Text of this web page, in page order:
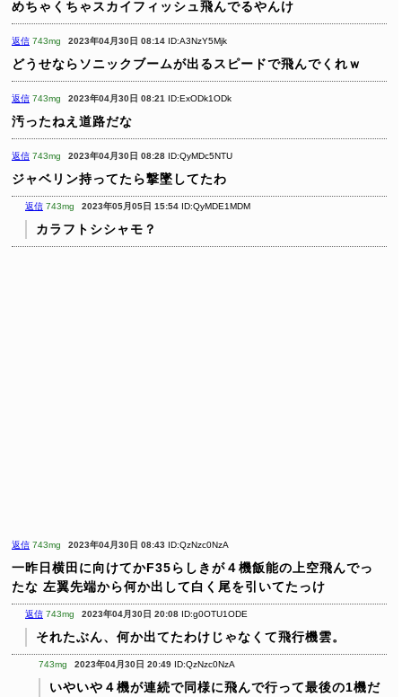
めちゃくちゃスカイフィッシュ飛んでるやんけ
返信 743mg 2023年04月30日 08:14 ID:A3NzY5Mjk
どうせならソニックブームが出るスピードで飛んでくれｗ
返信 743mg 2023年04月30日 08:21 ID:ExODk1ODk
汚ったねえ道路だな
返信 743mg 2023年04月30日 08:28 ID:QyMDc5NTU
ジャベリン持ってたら撃墜してたわ
返信 743mg 2023年05月05日 15:54 ID:QyMDE1MDM
カラフトシシャモ？
返信 743mg 2023年04月30日 08:43 ID:QzNzc0NzA
一昨日横田に向けてかF35らしきが４機飯能の上空飛んでっ
たな 左翼先端から何か出して白く尾を引いてたっけ
返信 743mg 2023年04月30日 20:08 ID:g0OTU1ODE
それたぶん、何か出てたわけじゃなくて飛行機雲。
743mg 2023年04月30日 20:49 ID:QzNzc0NzA
いやいや４機が連続で同様に飛んで行って最後の1機だ